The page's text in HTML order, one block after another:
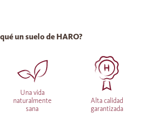
un suelo de HARO?
Una vida
naturalmente
sana
Alta calidad
garantizada